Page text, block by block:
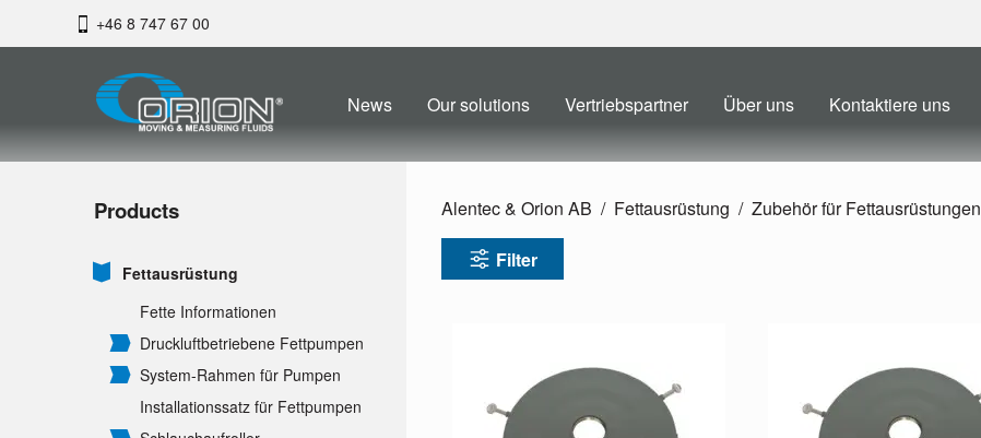
+46 8 747 67 00
News Our solutions Vertriebspartner Über uns Kontaktiere uns
Products
Fettausrüstung
Fette Informationen
Druckluftbetriebene Fettpumpen
System-Rahmen für Pumpen
Installationssatz für Fettpumpen
Alentec & Orion AB Fettausrüstung Zubehör für Fettausrüstungen
Filter